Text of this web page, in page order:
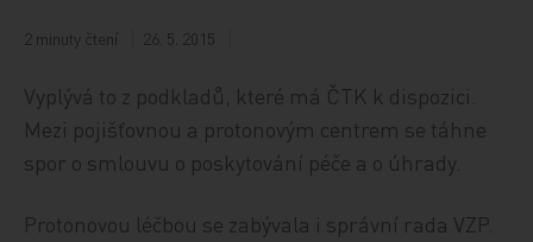
2 minuty čtení 26. 5. 2015
Vyplývá to z podkladů, které má ČTK k dispozici.
Mezi pojišťovnou a protonovým centrem se táhne
spor o smlouvu o poskytování péče a o úhrady.
Protonovou léčbou se zabývala i správní rada VZP.